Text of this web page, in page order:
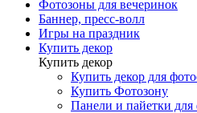
Фотозоны для вечеринок
Баннер, пресс-волл
Игры на праздник
Купить декор
Купить декор
Купить декор для
Купить Фотозону
Панели и пайетки для